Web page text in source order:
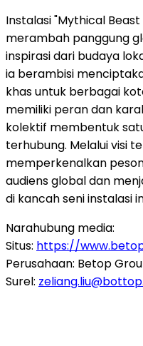
Instalasi "Mythical
merambah panggung
inspirasi dari budaya
ia berambisi
khas untuk berbagai
memiliki peran dan
kolektif membentuk
terhubung. Melalui visi
memperkenalkan
audiens global dan
di kancah seni instalasi
Narahubung media:
Situs: https://
Perusahaan: Betop
Surel: